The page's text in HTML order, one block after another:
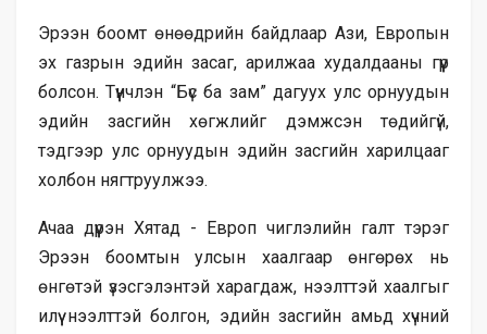
Эрээн боомт өнөөдрийн байдлаар Ази, Европын
эх газрын эдийн засаг, арилжаа худалдааны гүүр
болсон. Түүнчлэн “Бүс ба зам” дагуух улс орнуудын
эдийн засгийн хөгжлийг дэмжсэн төдийгүй,
тэдгээр улс орнуудын эдийн засгийн харилцааг
холбон нягтруулжээ.
Ачаа дүүрэн Хятад - Европ чиглэлийн галт тэрэг
Эрээн боомтын улсын хаалгаар өнгөрөх нь
өнгөтэй үзэсгэлэнтэй харагдаж, нээлттэй хаалгыг
илүү нээлттэй болгон, эдийн засгийн амьд хүчний